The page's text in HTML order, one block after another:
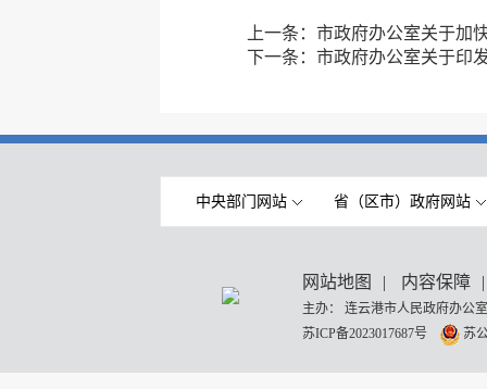
上一条： 市政府办公室关于加
下一条： 市政府办公室关于印
中央部门网站 省（区市）政府网站
网站地图 | 内容保障 |
主办： 连云港市人民政府办
苏ICP备2023017687号
苏